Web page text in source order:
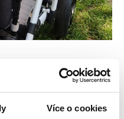
Více o cookies
aby dcera